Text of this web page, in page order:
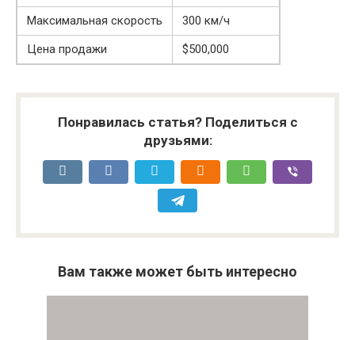
Максимальная скорость
300 км/ч
Цена продажи
$500,000
Понравилась статья? Поделиться с
друзьями:
Вам также может быть интересно